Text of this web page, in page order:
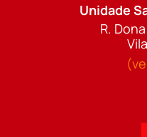
Unidade
R.